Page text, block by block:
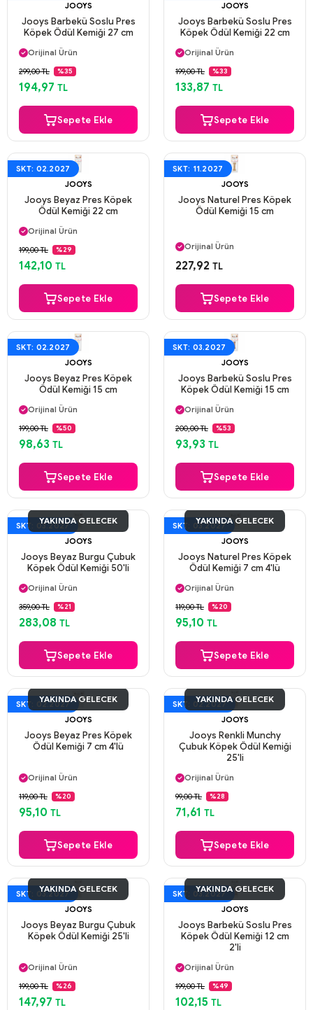
JOOYS
Jooys Barbekü Soslu Pres
Köpek Ödül Kemiği 27 cm
Aynı Gün Kargo
Orijinal Ürün
Güvenli Ödeme
Aynı Gün Kargo
299,00 TL %35
194,97 TL
Sepete Ekle
JOOYS
Jooys Barbekü Soslu Pres
Köpek Ödül Kemiği 22 cm
Aynı Gün Kargo
Orijinal Ürün
Güvenli Ödeme
Aynı Gün Kargo
199,00 TL %33
133,87 TL
Sepete Ekle
SKT: 02.2027
JOOYS
Jooys Beyaz Pres Köpek
Ödül Kemiği 22 cm
Aynı Gün Kargo
Orijinal Ürün
Güvenli Ödeme
Aynı Gün Kargo
199,00 TL %29
142,10 TL
Sepete Ekle
SKT: 11.2027
JOOYS
Jooys Naturel Pres Köpek
Ödül Kemiği 15 cm
Orijinal Ürün
Güvenli Ödeme
227,92 TL
Sepete Ekle
SKT: 02.2027
JOOYS
Jooys Beyaz Pres Köpek
Ödül Kemiği 15 cm
Aynı Gün Kargo
Orijinal Ürün
Güvenli Ödeme
Aynı Gün Kargo
199,00 TL %50
98,63 TL
Sepete Ekle
SKT: 03.2027
JOOYS
Jooys Barbekü Soslu Pres
Köpek Ödül Kemiği 15 cm
Aynı Gün Kargo
Orijinal Ürün
Güvenli Ödeme
Aynı Gün Kargo
200,00 TL %53
93,93 TL
Sepete Ekle
SKT: 03.2027
YAKINDA GELECEK
JOOYS
Jooys Beyaz Burgu Çubuk
Köpek Ödül Kemiği 50'li
Aynı Gün Kargo
Orijinal Ürün
Güvenli Ödeme
Aynı Gün Kargo
359,00 TL %21
283,08 TL
Sepete Ekle
SKT: 03.2027
YAKINDA GELECEK
JOOYS
Jooys Naturel Pres Köpek
Ödül Kemiği 7 cm 4'lü
Aynı Gün Kargo
Orijinal Ürün
Güvenli Ödeme
Aynı Gün Kargo
119,00 TL %20
95,10 TL
Sepete Ekle
SKT: 02.2027
YAKINDA GELECEK
JOOYS
Jooys Beyaz Pres Köpek
Ödül Kemiği 7 cm 4'lü
Orijinal Ürün
Güvenli Ödeme
Aynı Gün Kargo
119,00 TL %20
95,10 TL
Sepete Ekle
SKT: 02.2027
YAKINDA GELECEK
JOOYS
Jooys Renkli Munchy
Çubuk Köpek Ödül Kemiği
25'li
Aynı Gün Kargo
Orijinal Ürün
Güvenli Ödeme
Aynı Gün Kargo
99,00 TL %28
71,61 TL
Sepete Ekle
SKT: 03.2027
YAKINDA GELECEK
JOOYS
Jooys Beyaz Burgu Çubuk
Köpek Ödül Kemiği 25'li
Orijinal Ürün
Güvenli Ödeme
Aynı Gün Kargo
199,00 TL %26
147,97 TL
SKT: 03.2027
YAKINDA GELECEK
JOOYS
Jooys Barbekü Soslu Pres
Köpek Ödül Kemiği 12 cm
2'li
Aynı Gün Kargo
Orijinal Ürün
Güvenli Ödeme
Aynı Gün Kargo
199,00 TL %49
102,15 TL